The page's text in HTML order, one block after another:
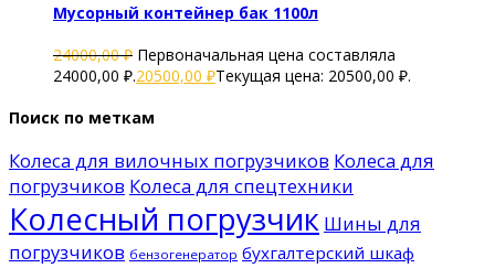
Мусорный контейнер бак 1100л
24000,00₽ Первоначальная цена составляла
24000,00 ₽.20500,00 ₽Текущая цена: 20500,00 ₽.
Поиск по меткам
Колеса для вилочных погрузчиков Колеса для
погрузчиков Колеса для спецтехники
Колесный погрузчик Шины для
погрузчиков бензогенератор бухгалтерский шкаф